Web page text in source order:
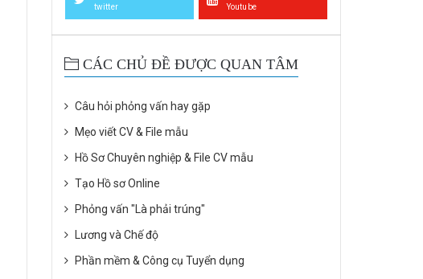
twitter Youtube
CÁC CHỦ ĐỀ ĐƯỢC QUAN TÂM
Câu hỏi phỏng vấn hay gặp
Mẹo viết CV & File mẫu
Hồ Sơ Chuyên nghiệp & File CV mẫu
Tạo Hồ sơ Online
Phỏng vấn "Là phải trúng"
Lương và Chế độ
Phần mềm & Công cụ Tuyển dụng